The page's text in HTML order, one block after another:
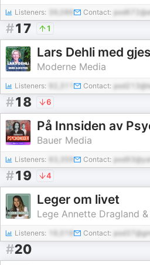
Listeners: Contact:
#17 1
Lars Dehli med
Moderne Media
Listeners: Contact:
#18 6
På Innsiden av
Bauer Media
Listeners: Contact:
#19 4
Leger om livet
Lege Annette Dragland
Listeners: Contact:
#20